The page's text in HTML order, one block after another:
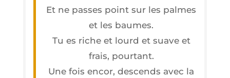
Et ne passes point sur les palmes
et les baumes.
Tu es riche et lourd et suave et
frais, pourtant.
Une fois encor, des­cends avec la